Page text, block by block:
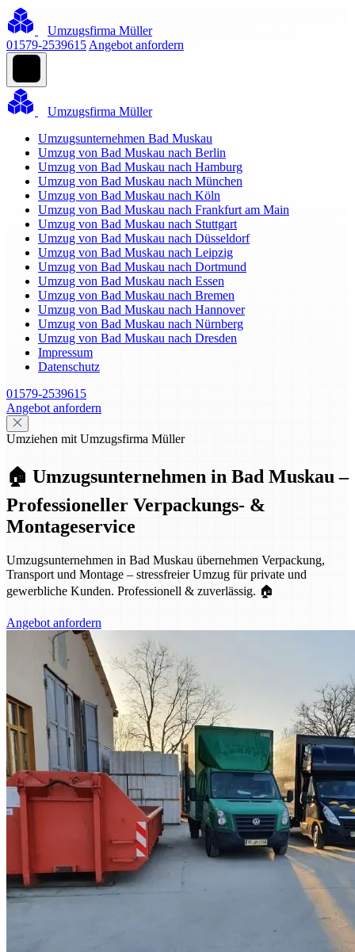
Umzugsfirma Müller
01579-2539615 Angebot anfordern
Umzugsfirma Müller
Umzugsunternehmen Bad Muskau
Umzug von Bad Muskau nach Berlin
Umzug von Bad Muskau nach Hamburg
Umzug von Bad Muskau nach München
Umzug von Bad Muskau nach Köln
Umzug von Bad Muskau nach Frankfurt am Main
Umzug von Bad Muskau nach Stuttgart
Umzug von Bad Muskau nach Düsseldorf
Umzug von Bad Muskau nach Leipzig
Umzug von Bad Muskau nach Dortmund
Umzug von Bad Muskau nach Essen
Umzug von Bad Muskau nach Bremen
Umzug von Bad Muskau nach Hannover
Umzug von Bad Muskau nach Nürnberg
Umzug von Bad Muskau nach Dresden
Impressum
Datenschutz
01579-2539615
Angebot anfordern
Umziehen mit Umzugsfirma Müller
🏠 Umzugsunternehmen in Bad Muskau –
Professioneller Verpackungs- &
Montageservice
Umzugsunternehmen in Bad Muskau übernehmen Verpackung,
Transport und Montage – stressfreier Umzug für private und
gewerbliche Kunden. Professionell & zuverlässig. 🏠
Angebot anfordern